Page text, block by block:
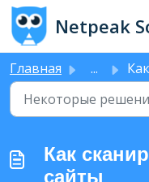
Переход к
Netpeak
Главная ... Как
Как
сайты